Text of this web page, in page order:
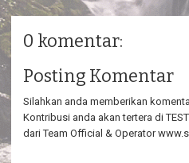
0 komentar:
Posting Komentar
Silahkan anda memberikan
Kontribusi anda akan tertera di
dari Team Official & Operator